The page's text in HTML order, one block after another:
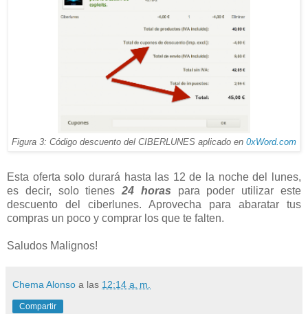
Figura 3: Código descuento del CIBERLUNES aplicado en 0xWord.com
Esta oferta solo durará hasta las 12 de la noche del lunes,
es decir, solo tienes24 horas para poder utilizar este
descuento del ciberlunes. Aprovecha para abaratar tus
compras un poco y comprar los que te falten.
Saludos Malignos!
Chema Alonso a las 12:14 a. m.
Compartir